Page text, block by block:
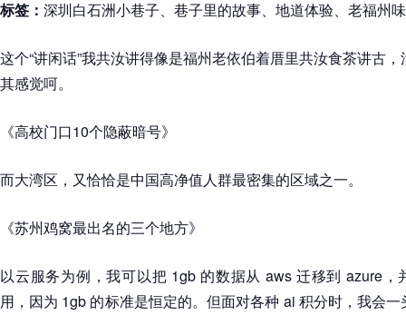
标签： 深圳白石洲小巷子、巷子里的故事、地道体验、老福州
这个“讲闲话”我共汝讲得像是福州老依伯着厝里共汝食茶讲古
其感觉呵。
《高校门口10个隐蔽暗号》
而大湾区，又恰恰是中国高净值人群最密集的区域之一。
《苏州鸡窝最出名的三个地方》
以云服务为例，我可以把 1gb 的数据从 aws 迁移到 azure
用，因为 1gb 的标准是恒定的。但面对各种 ai 积分时，我会